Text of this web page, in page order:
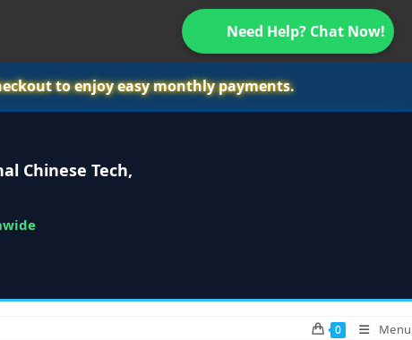
Need Help? Chat Now!
to enjoy easy monthly payments.
Chinese Tech,
0 Menu